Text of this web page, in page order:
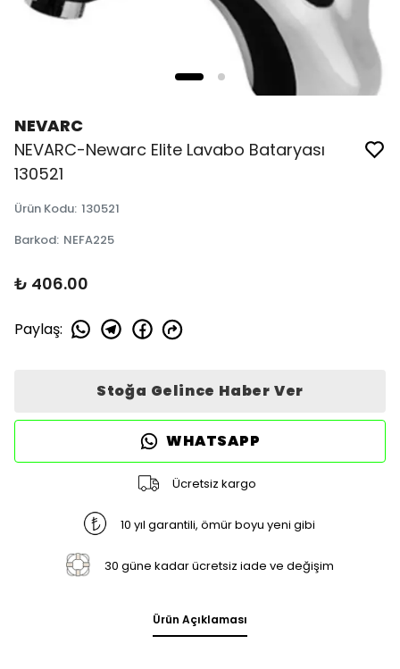
NEVARC
NEVARC-Newarc Elite Lavabo Bataryası
130521
Ürün Kodu: 130521
Barkod: NEFA225
₺ 406.00
Paylaş:
Stoğa Gelince Haber Ver
WHATSAPP
Ücretsiz kargo
10 yıl garantili, ömür boyu yeni gibi
30 güne kadar ücretsiz iade ve değişim
Ürün Açıklaması